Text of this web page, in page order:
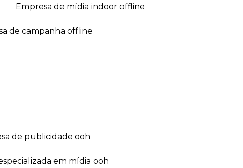
empresa de mídia indoor offline
de campanha offline
de publicidade ooh
em mídia ooh